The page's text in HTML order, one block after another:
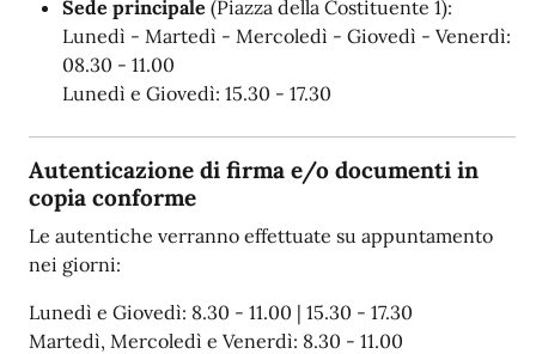
Sede principale (Piazza della Costituente 1):
Lunedì - Martedì - Mercoledì - Giovedì - Venerdì:
08.30 - 11.00
Lunedì e Giovedì: 15.30 - 17.30
Autenticazione di firma e/o documenti in
copia conforme
Le autentiche verranno effettuate su appuntamento
nei giorni:
Lunedì e Giovedì: 8.30 - 11.00 | 15.30 - 17.30
Martedì, Mercoledì e Venerdì: 8.30 - 11.00